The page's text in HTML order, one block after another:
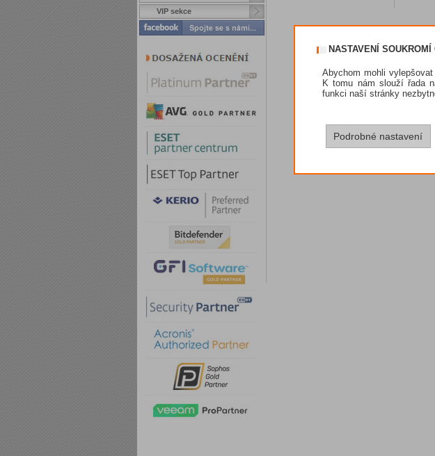
VIP sekce
NASTAVENÍ SOUKROMÍ
Abychom mohli
K tomu nám slouží řada
funkci naší stránky
Podrobné nastavení